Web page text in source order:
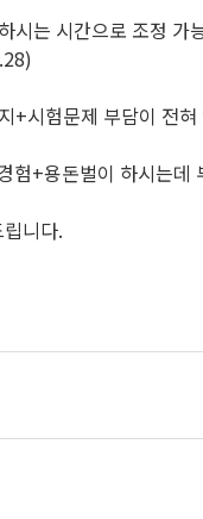
시는 시간으로 조정 가
+시험문제 부담이 전혀
용돈벌이 하시는데
니다.